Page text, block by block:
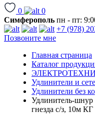
0
0
Симферополь пн - пт:
+7 (978)
Позвоните мне
Главная страница
Каталог
Удлинители и
Удлинители без
Удлинитель-
гнезда с/з, 10м